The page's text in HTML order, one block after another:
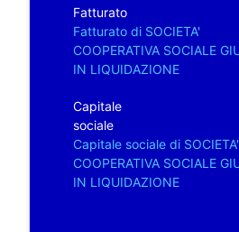
Fatturato
Fatturato di SOCIETA'
COOPERATIVA SOCIALE
IN LIQUIDAZIONE
Capitale
sociale
Capitale sociale di SOCIETA'
COOPERATIVA SOCIALE
IN LIQUIDAZIONE